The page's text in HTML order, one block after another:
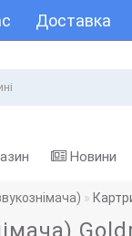
Доставка
Новини